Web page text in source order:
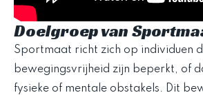
Doelgroep van
Sportmaat richt zich op individuen
bewegingsvrijheid zijn beperkt, of
fysieke of mentale obstakels. Dit